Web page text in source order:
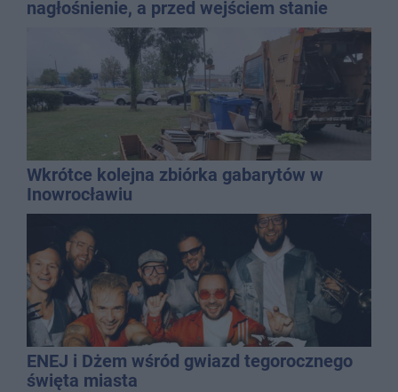
nagłośnienie, a przed wejściem stanie
QEMETICA ARENA
Wkrótce kolejna zbiórka gabarytów w
Inowrocławiu
ENEJ i Dżem wśród gwiazd tegorocznego
święta miasta